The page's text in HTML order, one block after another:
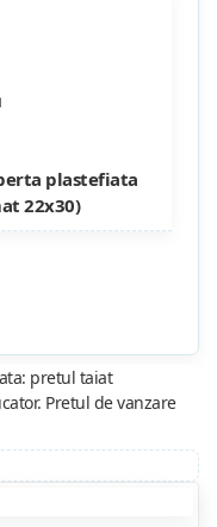
plastefiata
22x30)
pretul taiat
Pretul de vanzare